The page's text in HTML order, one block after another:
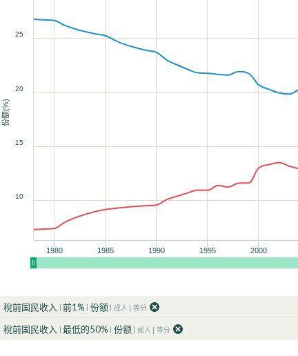
100
100
份额(%)
1980 1985 1990 1995 2000
10
15
20
25
稅前国民收入 前1% 份额 成人 等分
稅前国民收入 最低的50% 份额 成人 等分